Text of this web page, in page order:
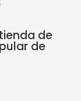
de
de